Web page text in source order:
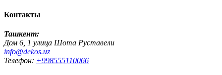
Контакты
Ташкент:
Дом 6, 1 улица Шота Руставели
info@dekos.uz
Телефон: +998555110066